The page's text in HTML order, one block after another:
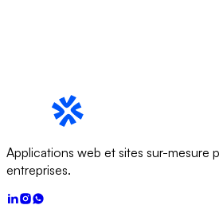
Applications web et sites sur-mesure
entreprises.